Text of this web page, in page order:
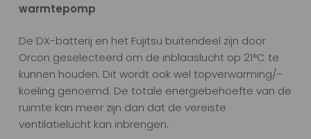
warmtepomp
De DX-batterij en het Fujitsu buitendeel zijn door
Orcon geselecteerd om de inblaaslucht op 21°C te
kunnen houden. Dit wordt ook wel topverwarming/-
koeling genoemd. De totale energiebehoefte van de
ruimte kan meer zijn dan dat de vereiste
ventilatielucht kan inbrengen.